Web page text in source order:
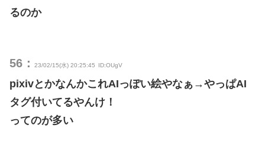
るのか
56： 23/02/15(水) 20:25:45 ID:OUgV
pixivとかなんかこれAIっぽい絵やなぁ→やっぱAI
タグ付いてるやんけ！
ってのが多い